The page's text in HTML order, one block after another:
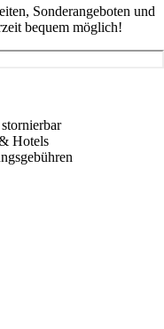
Sonderangeboten und
bequem möglich!
Hotels